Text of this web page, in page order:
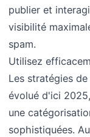
publier et
visibilité
spam.
Utilisez
Les stratégies
évolué d'ici
une
sophistiquées.